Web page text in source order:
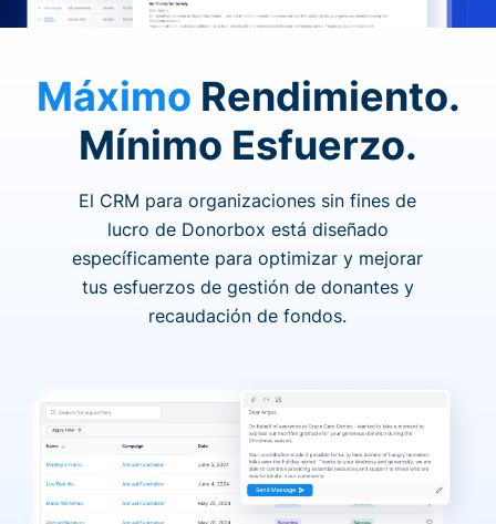
Máximo Rendimiento.
Mínimo Esfuerzo.
El CRM para organizaciones sin fines de
lucro de Donorbox está diseñado
específicamente para optimizar y mejorar
tus esfuerzos de gestión de donantes y
recaudación de fondos.